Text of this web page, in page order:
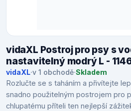
vidaXL Postroj pro psy s
nastavitelný modrý L -
vidaXL·v 1 obchodě·Skladem
Rozlučte se s taháním a přivítejte
snadno použitelným postrojem pro
chlupatému příteli ten nejlepší